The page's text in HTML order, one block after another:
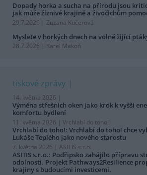
Dopady horka a sucha na přírodu jsou
jak může žíznivé krajině a živočichům
29.7.2026 | Zuzana Kučerová
Myslete v horkých dnech na volně žijící
28.7.2026 | Karel Makoň
tiskové zprávy
14. května 2026 |
Výměna střešních oken jako krok k vyšší
komfortu bydlení
11. května 2026 | Vrchlabí do toho!
Vrchlabí do toho!: Vrchlabí do toho! chce
Lukáše Teplého jako nového starostu
7. května 2026 | ASITIS s.r.o.
ASITIS s.r.o.: Podřipsko zahájilo přípravu
odolnosti. Projekt Pathways2Resilience
krajiny s budoucími investicemi.